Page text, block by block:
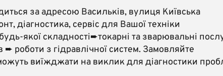
за адресою Васильків, вулиця Київська
діагностика, сервіс для Вашої техніки
якої складності➨токарні та зварювальні
➨ роботи з гідравлічної систем. Замовляйте
виїжджати на виклик для діагностики